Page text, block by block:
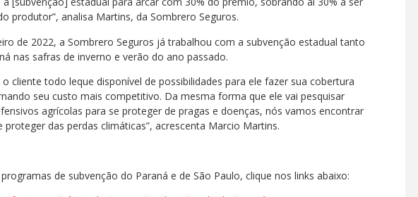
produtor”, analisa Martins, da Sombrero Seguros.
de 2022, a Sombrero Seguros já trabalhou com a subvenção estadual tanto
nas safras de inverno e verão do ano passado.
cliente todo leque disponível de possibilidades para ele fazer sua cobertura
seu custo mais competitivo. Da mesma forma que ele vai pesquisar
agrícolas para se proteger de pragas e doenças, nós vamos encontrar
das perdas climáticas”, acrescenta Marcio Martins.
de subvenção do Paraná e de São Paulo, clique nos links abaixo: